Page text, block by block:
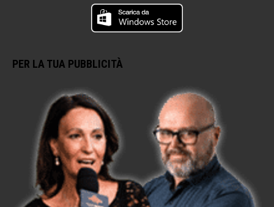
PER LA TUA PUBBLICITÀ